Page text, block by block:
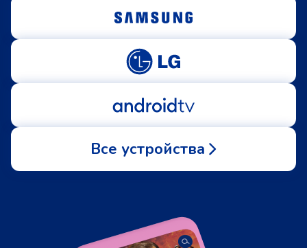
Все устройства